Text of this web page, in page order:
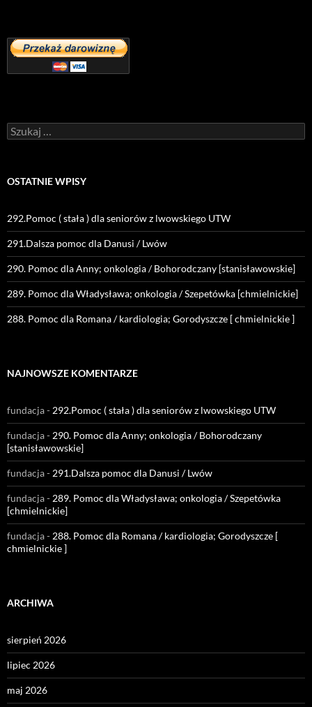
Szukaj:
OSTATNIE WPISY
292.Pomoc ( stała ) dla seniorów z lwowskiego UTW
291.Dalsza pomoc dla Danusi / Lwów
290. Pomoc dla Anny; onkologia / Bohorodczany [stanisławowskie]
289. Pomoc dla Władysława; onkologia / Szepetówka [chmielnickie]
288. Pomoc dla Romana / kardiologia; Gorodyszcze [ chmielnickie ]
NAJNOWSZE KOMENTARZE
fundacja- 292.Pomoc ( stała ) dla seniorów z lwowskiego UTW
fundacja- 290. Pomoc dla Anny; onkologia / Bohorodczany
[stanisławowskie]
fundacja- 291.Dalsza pomoc dla Danusi / Lwów
fundacja- 289. Pomoc dla Władysława; onkologia / Szepetówka
[chmielnickie]
fundacja- 288. Pomoc dla Romana / kardiologia; Gorodyszcze [
chmielnickie ]
ARCHIWA
sierpień 2026
lipiec 2026
maj 2026